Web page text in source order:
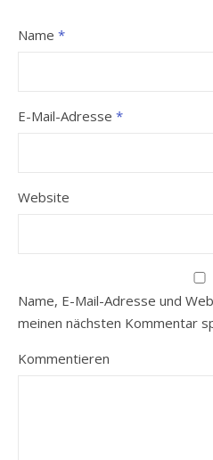
Name *
E-Mail-Adresse *
Website
Name, E-Mail-Adresse und
meinen nächsten Kommentar
Kommentieren